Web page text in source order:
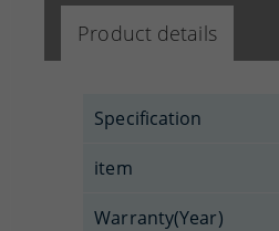
Product details
Specification
item
Warranty(Year)